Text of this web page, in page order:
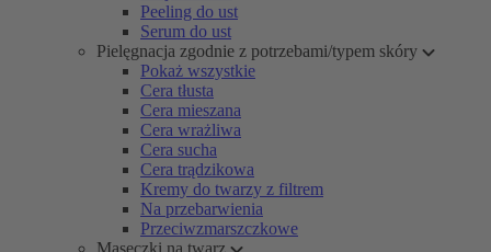
Peeling do ust
Serum do ust
Pielęgnacja zgodnie z potrzebami/typem skóry
Pokaż wszystkie
Cera tłusta
Cera mieszana
Cera wrażliwa
Cera sucha
Cera trądzikowa
Kremy do twarzy z filtrem
Na przebarwienia
Przeciwzmarszczkowe
Maseczki na twarz